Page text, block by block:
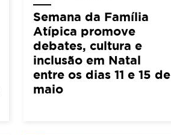
Semana da Família
Atípica promove
debates, cultura e
inclusão em Natal
entre os dias 11 e 15 de
maio